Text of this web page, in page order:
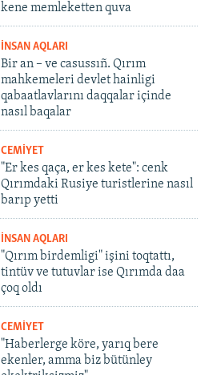
kene memleketten quva
İNSAN AQLARI
Bir an – ve casussıñ. Qırım
mahkemeleri devlet hainligi
qabaatlavlarını daqqalar içinde
nasıl baqalar
CEMİYET
"Er kes qaça, er kes kete": cenk
Qırımdaki Rusiye turistlerine nasıl
barıp yetti
İNSAN AQLARI
"Qırım birdemligi" işini toqtattı,
tintüv ve tutuvlar ise Qırımda daa
çoq oldı
CEMİYET
"Haberlerge köre, yarıq bere
ekenler, amma biz bütünley